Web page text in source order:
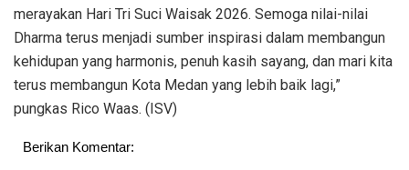
merayakan Hari Tri Suci Waisak 2026. Semoga nilai-nilai
Dharma terus menjadi sumber inspirasi dalam membangun
kehidupan yang harmonis, penuh kasih sayang, dan mari kita
terus membangun Kota Medan yang lebih baik lagi,”
pungkas Rico Waas. (ISV)
Berikan Komentar: